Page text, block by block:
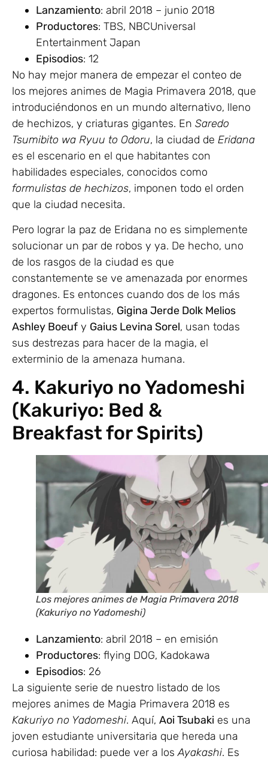
Lanzamiento: abril 2018 – junio 2018
Productores: TBS, NBCUniversal
Entertainment Japan
Episodios: 12
No hay mejor manera de empezar el conteo de
los mejores animes de Magia Primavera 2018, que
introduciéndonos en un mundo alternativo, lleno
de hechizos, y criaturas gigantes. En Saredo
Tsumibito wa Ryuu to Odoru, la ciudad de Eridana
es el escenario en el que habitantes con
habilidades especiales, conocidos como
formulistas de hechizos, imponen todo el orden
que la ciudad necesita.
Pero lograr la paz de Eridana no es simplemente
solucionar un par de robos y ya. De hecho, uno
de los rasgos de la ciudad es que
constantemente se ve amenazada por enormes
dragones. Es entonces cuando dos de los más
expertos formulistas, Gigina Jerde Dolk Melios
Ashley Boeuf y Gaius Levina Sorel, usan todas
sus destrezas para hacer de la magia, el
exterminio de la amenaza humana.
4. Kakuriyo no Yadomeshi
(Kakuriyo: Bed &
Breakfast for Spirits)
Los mejores animes de Magia Primavera 2018
(Kakuriyo no Yadomeshi)
Lanzamiento: abril 2018 – en emisión
Productores: flying DOG, Kadokawa
Episodios: 26
La siguiente serie de nuestro listado de los
mejores animes de Magia Primavera 2018 es
Kakuriyo no Yadomeshi. Aquí, Aoi Tsubaki es una
joven estudiante universitaria que hereda una
curiosa habilidad: puede ver a losAyakashi. Es